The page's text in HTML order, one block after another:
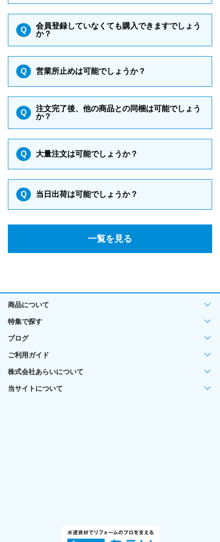
Q
会員登録していなくても購入できますでしょう
か？
Q 営業所止めは可能でしょうか？
Q
注文完了後、他の商品との同梱は可能でしょう
か？
Q 大量注文は可能でしょうか？
Q 当日出荷は可能でしょうか？
一覧を見る
商品について
特集で探す
ブログ
ご利用ガイド
株式会社あらいについて
当サイトについて